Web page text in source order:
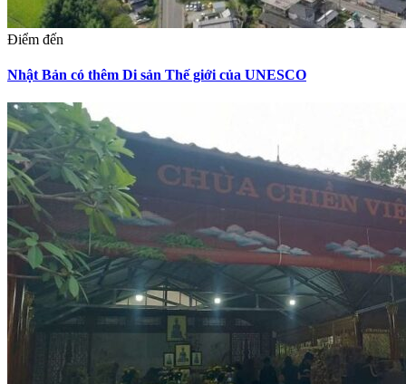
Điểm đến
Nhật Bản có thêm Di sản Thế giới của UNESCO